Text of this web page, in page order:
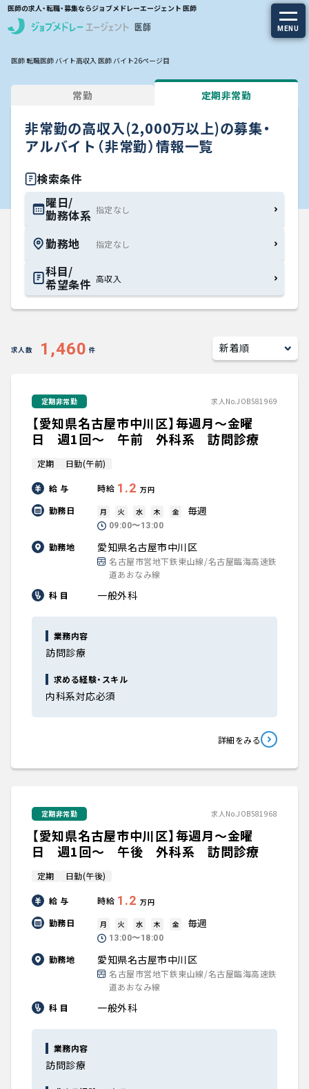
医師の求人・転職・募集ならジョブメドレーエージェント 医師
MENU
求人を探す
常勤の求人
定期非常勤の求人
特集から探す
エージェントサービス
エージェントサービスTOP
サービスの流れ
医師の求人・転職Q&A
知りたい・聞きたい
転職成功事例
医師の転職マニュアル
データで見る医師の平均年収
医師に役立つ取材記事
医師 転職医師 バイト高収入 医師 バイト26ページ目
常勤 定期非常勤
非常勤の高収入(2,000万以上)の募集・
アルバイト（非常勤）情報一覧
検索条件
曜日/
勤務体系
勤務地
科目/
希望条件 高収入
求人数 1,460 件
定期非常勤 求人No.JOB581969
【愛知県名古屋市中川区】毎週月～金曜
日 週1回～ 午前 外科系 訪問診療
定期 日勤(午前)
給 与 時給 1.2 万円
勤務日 月 火 水 木 金 毎週
09:00〜13:00
勤務地 愛知県名古屋市中川区
名古屋市営地下鉄東山線/名古屋臨海高速鉄
道あおなみ線
科 目
一般外科
業務内容
訪問診療
求める経験・スキル
内科系対応必須
詳細をみる
定期非常勤 求人No.JOB581968
【愛知県名古屋市中川区】毎週月～金曜
日 週1回～ 午後 外科系 訪問診療
定期 日勤(午後)
給 与 時給 1.2 万円
勤務日 月 火 水 木 金 毎週
13:00〜18:00
勤務地 愛知県名古屋市中川区
名古屋市営地下鉄東山線/名古屋臨海高速鉄
道あおなみ線
科 目
一般外科
業務内容
訪問診療